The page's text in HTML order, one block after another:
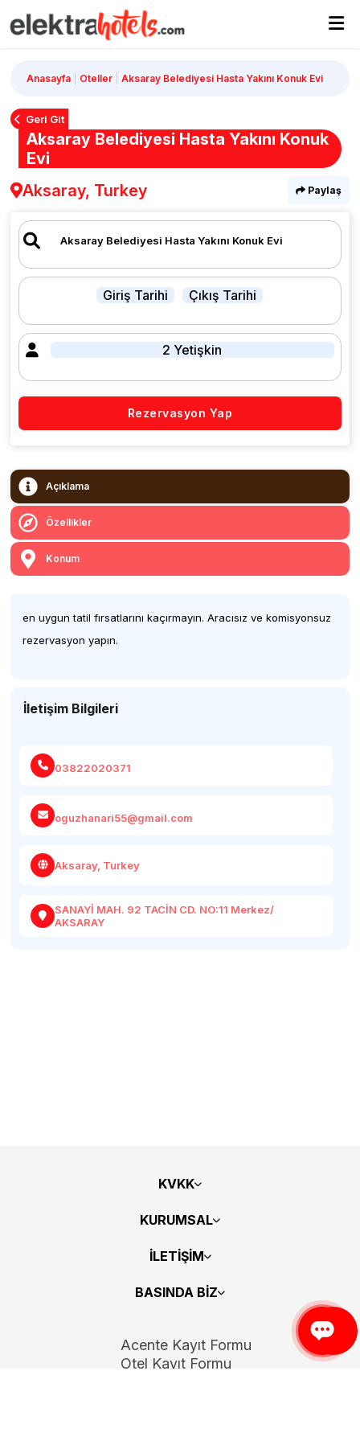
Anasayfa Oteller Aksaray Belediyesi Hasta Yakını Konuk Evi
Geri Git
Aksaray Belediyesi Hasta Yakını Konuk
Evi
Aksaray, Turkey
Paylaş
Giriş Tarihi Çıkış Tarihi
2 Yetişkin
Rezervasyon Yap
Açıklama
Özellikler
Konum
en uygun tatil fırsatlarını kaçırmayın. Aracısız ve komisyonsuz
rezervasyon yapın.
İletişim Bilgileri
03822020371
oguzhanari55@gmail.com
Aksaray, Turkey
SANAYİ MAH. 92 TACİN CD. NO:11 Merkez/
AKSARAY
KVKK
KURUMSAL
İLETİŞİM
BASINDA BİZ
Acente Kayıt Formu
Otel Kayıt Formu